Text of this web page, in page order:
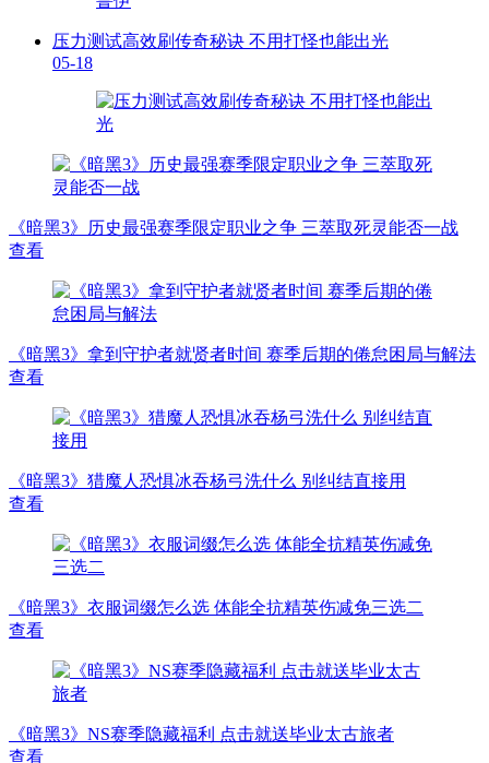
压力测试高效刷传奇秘诀 不用打怪也能出光
05-18
《暗黑3》历史最强赛季限定职业之争 三萃取死灵能否一战
查看
《暗黑3》拿到守护者就贤者时间 赛季后期的倦怠困局与解法
查看
《暗黑3》猎魔人恐惧冰吞杨弓洗什么 别纠结直接用
查看
《暗黑3》衣服词缀怎么选 体能全抗精英伤减免三选二
查看
《暗黑3》NS赛季隐藏福利 点击就送毕业太古旅者
查看